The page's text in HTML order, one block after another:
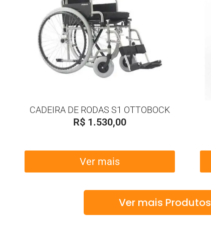
CADEIRA DE RODAS S1 OTTOBOCK
R$ 1.530,00
Ver mais
Ver mais Produtos